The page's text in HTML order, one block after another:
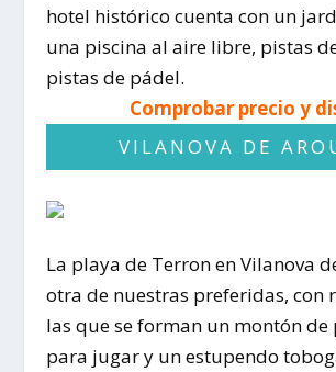
hotel histórico cuenta con un
una piscina al aire libre, pistas
pistas de pádel.
Comprobar precio y
VILANOVA DE
La playa de Terron en Vilanova
otra de nuestras preferidas, con
las que se forman un montón de
para jugar y un estupendo